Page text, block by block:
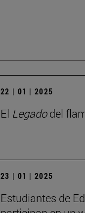
22 | 01 | 2025
El Legadodel
23 | 01 | 2025
Estudiantes de